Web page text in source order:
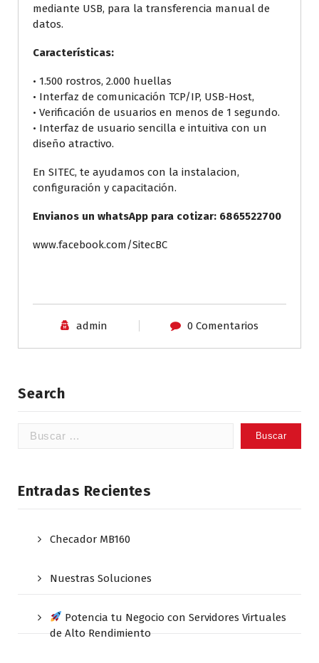
mediante USB, para la transferencia manual de
datos.
Características:
• 1.500 rostros, 2.000 huellas
• Interfaz de comunicación TCP/IP, USB-Host,
• Verificación de usuarios en menos de 1 segundo.
• Interfaz de usuario sencilla e intuitiva con un
diseño atractivo.
En SITEC, te ayudamos con la instalacion,
configuración y capacitación.
Envianos un whatsApp para cotizar: 6865522700
www.facebook.com/SitecBC
admin 0 Comentarios
Search
Buscar:
Entradas Recientes
Checador MB160
Nuestras Soluciones
Potencia tu Negocio con Servidores Virtuales
de Alto Rendimiento